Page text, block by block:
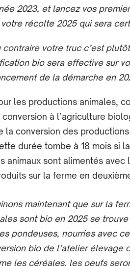
2023, et lancez vos
récolte 2025 qui sera
contraire votre truc c’est
bio sera effective sur
de la démarche en
les productions animales,
conversion à l’agriculture
la conversion des
durée tombe à 18 mois si
animaux sont alimentés
sur la ferme en
maintenant que sur la
sont bio en 2025 se
pondeuses, nourries avec
bio de l’atelier élevage
les céréales, les œufs